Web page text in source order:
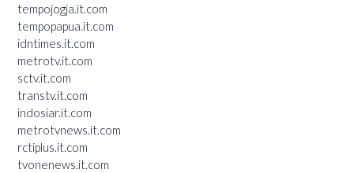
tempojogja.it.com
tempopapua.it.com
idntimes.it.com
metrotv.it.com
sctv.it.com
transtv.it.com
indosiar.it.com
metrotvnews.it.com
rctiplus.it.com
tvonenews.it.com